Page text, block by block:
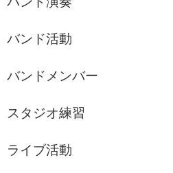
バンド活動
バンドメンバー
スタジオ練習
ライブ活動